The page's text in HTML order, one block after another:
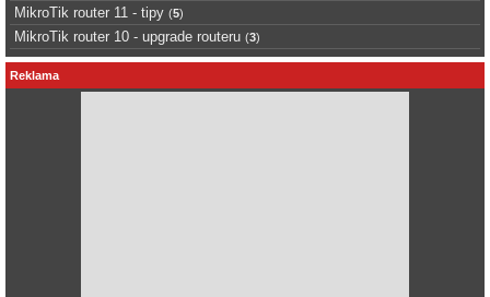
MikroTik router 11 - tipy (5)
MikroTik router 10 - upgrade routeru (3)
Reklama